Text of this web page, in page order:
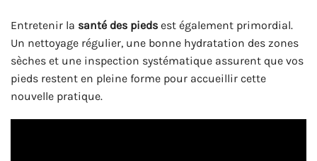
Entretenir la santé des pieds est également primordial.
Un nettoyage régulier, une bonne hydratation des zones
sèches et une inspection systématique assurent que vos
pieds restent en pleine forme pour accueillir cette
nouvelle pratique.